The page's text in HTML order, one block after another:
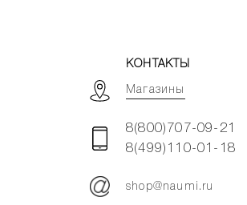
КОНТАКТЫ
Магазины
8(800)707-09-21
8(499)110-01-18
shop@naumi.ru